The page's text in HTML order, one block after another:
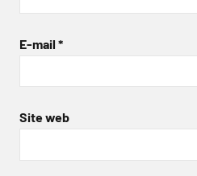
E-mail *
Site web